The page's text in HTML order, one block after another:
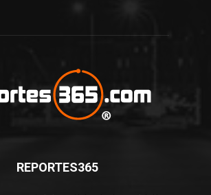
REPORTES365